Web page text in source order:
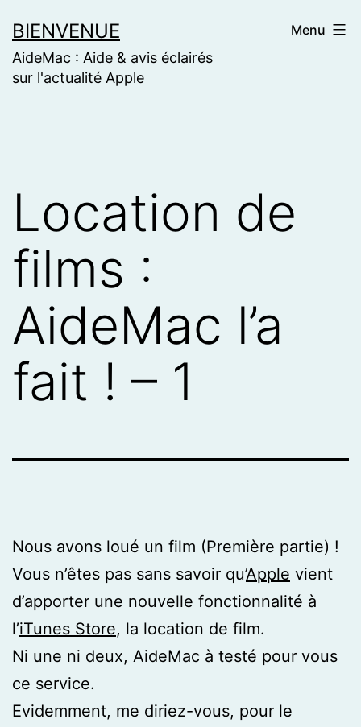
to
content
BIENVENUE
AideMac : Aide & avis éclairés
sur l'actualité Apple
Menu
Location de
films :
AideMac l’a
fait ! – 1
Nous avons loué un film (Première partie) !
Vous n’êtes pas sans savoir qu’Apple vient
d’apporter une nouvelle fonctionnalité à
l’iTunes Store, la location de film.
Ni une ni deux, AideMac à testé pour vous
ce service.
Evidemment, me diriez-vous, pour le